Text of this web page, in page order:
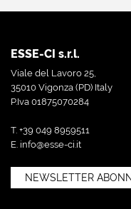
ESSE-CI s.r.l.
Viale del Lavoro 25,
35010 Vigonza (PD) Italy
P.Iva 01875070284
T. +39 049 8959511
E. info@esse-ci.it
NEWSLETTER